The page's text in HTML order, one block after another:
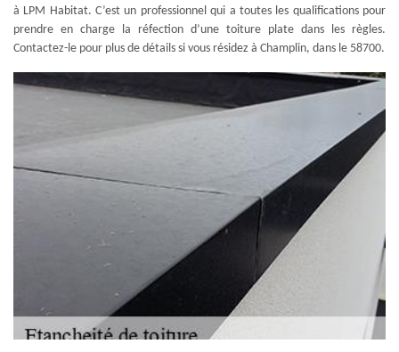
à LPM Habitat. C’est un professionnel qui a toutes les qualifications pour
prendre en charge la réfection d’une toiture plate dans les règles.
Contactez-le pour plus de détails si vous résidez à Champlin, dans le 58700.